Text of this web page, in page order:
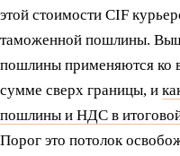
этой стоимости CIF
таможенной пошлины.
пошлины применяются ко
сумме сверх границы, и
пошлины и НДС в
Порог это потолок